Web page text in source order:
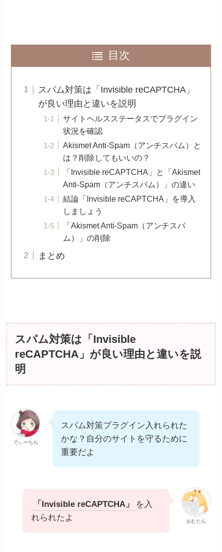
目次
スパム対策は「Invisible reCAPTCHA」
が良い理由と違いを説明
サイトヘルスステータスでプラグイン
状況を確認
Akismet Anti-Spam（アンチスパム）と
は？削除してもいいの？
「Invisible reCAPTCHA」と「Akismet
Anti-Spam（アンチスパム）」の違い
結論「Invisible reCAPTCHA」を導入
しましょう
「Akismet Anti-Spam（アンチスパ
ム）」の削除
まとめ
スパム対策は「Invisible
reCAPTCHA」が良い理由と違いを説
明
でぃーちち
スパム対策プラグイン入れられた
かな？自分のサイトを守るために
重要だよ
おむたん
「Invisible reCAPTCHA」
を入
れられたよ